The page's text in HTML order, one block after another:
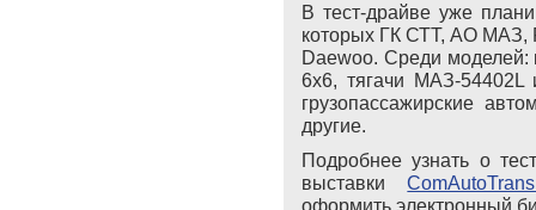
В тест-драйве уже
которых ГК СТТ, АО МАЗ,
Daewoo. Среди моделей:
6x6, тягачи МАЗ-
грузопассажирские
другие.
Подробнее узнать о
выставки
оформить электронный